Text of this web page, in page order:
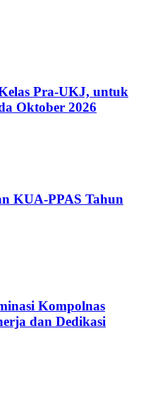
Pra-UKJ, untuk
Oktober 2026
KUA-PPAS Tahun
Kompolnas
dan Dedikasi